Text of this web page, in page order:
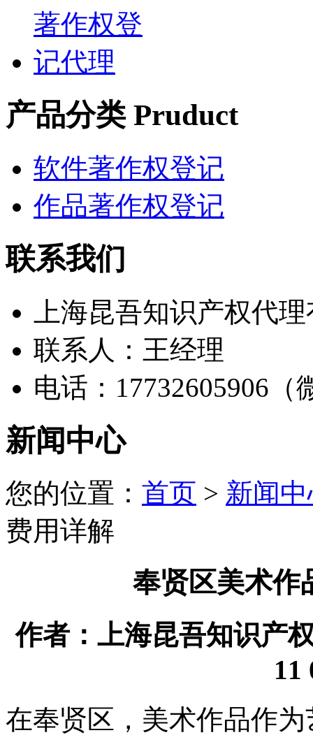
产品分类 Pruduct
软件著作权登记
作品著作权登记
联系我们
上海昆吾知识产权代
联系人：王经理
电话：17732605906（
新闻中心
您的位置： 首页 > 新闻
费用详解
奉贤区美术作
作者：上海昆吾知识产
11
在奉贤区，美术作品作